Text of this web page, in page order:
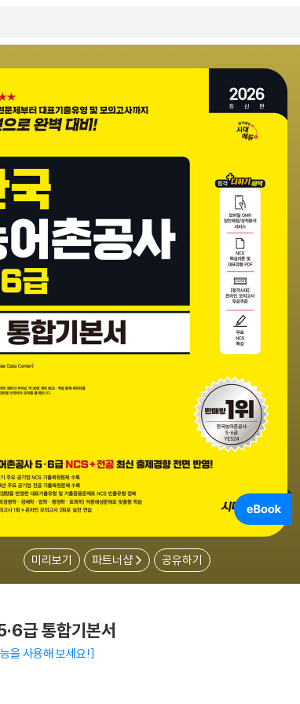
미리보기 파트너샵 공유하기
급 통합기본서
을 사용해 보세요!